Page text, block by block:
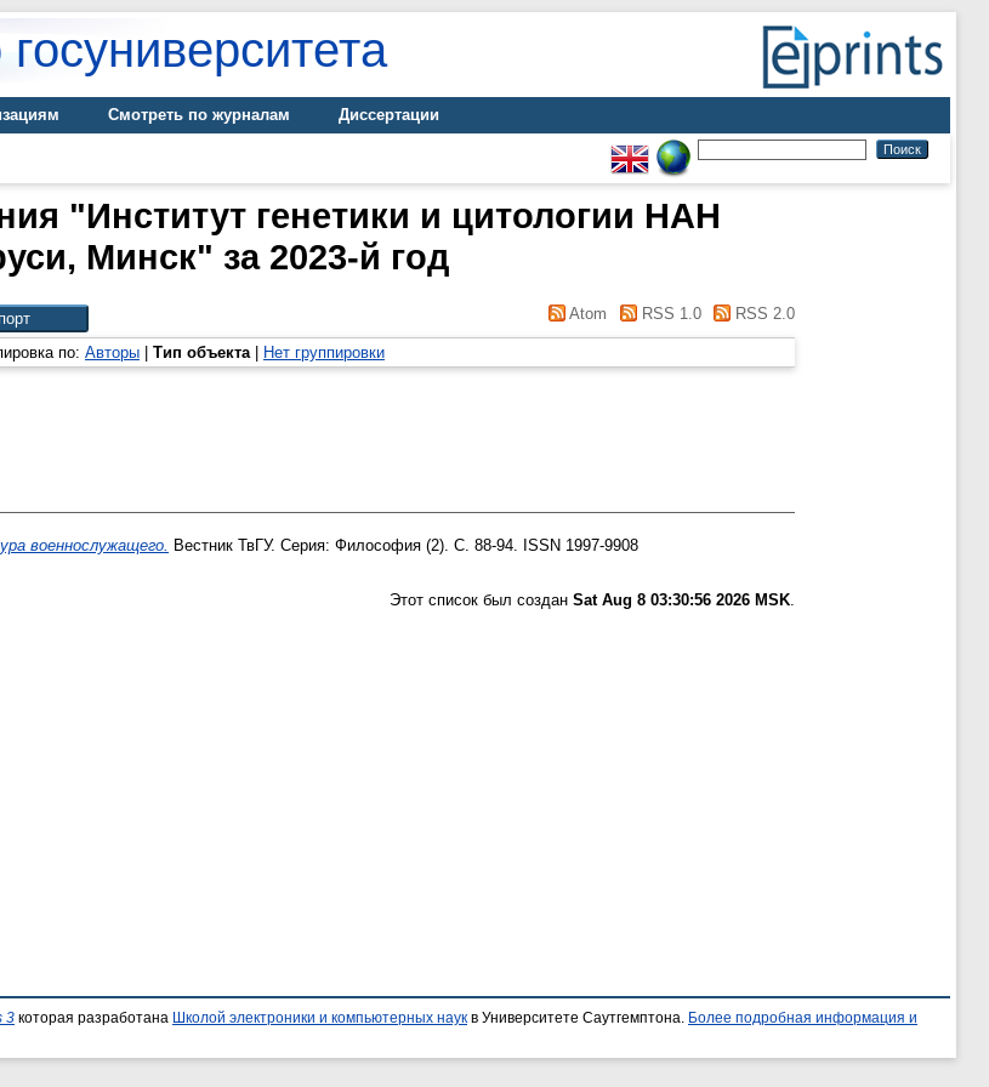
Смотреть по журналам
Диссертации
"Институт генетики и цитологии НАН
Минск" за 2023-й год
Atom RSS 1.0 RSS 2.0
по: Авторы Тип объекта| Нет группировки
военнослужащего. Вестник ТвГУ. Серия: Философия (2). С. 88-94. ISSN 1997-9908
Этот список был создан Sat Aug 8 03:30:56 2026 MSK.
3 которая разработана Школой электроники и компьютерных наук в Университете Саутгемптона.
Более подробная информация и